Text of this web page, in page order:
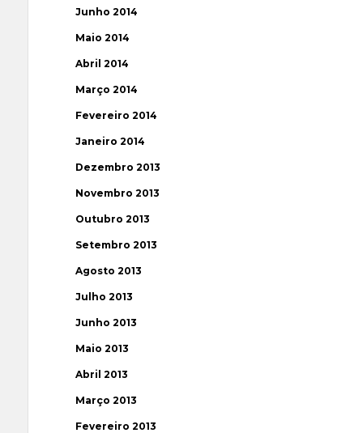
Junho 2014
Maio 2014
Abril 2014
Março 2014
Fevereiro 2014
Janeiro 2014
Dezembro 2013
Novembro 2013
Outubro 2013
Setembro 2013
Agosto 2013
Julho 2013
Junho 2013
Maio 2013
Abril 2013
Março 2013
Fevereiro 2013